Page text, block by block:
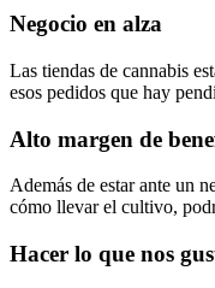
Negocio en alza
Las tiendas de cannabis
esos pedidos que hay
Alto margen de
Además de estar ante un
cómo llevar el cultivo,
Hacer lo que nos